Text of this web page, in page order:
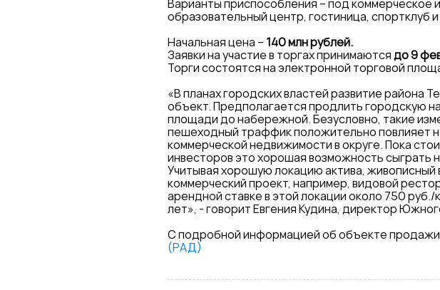
Варианты приспособления – под коммерческое
образовательный центр, гостиница, спортклуб
Начальная цена – 140 млн рублей.
Заявки на участие в торгах принимаютсядо 9
Торги состоятся на электронной торговой
«В планах городских властей развитие района
объект. Предполагается продлить городскую
площади до набережной. Безусловно, такие
пешеходный траффик положительно повлияет
коммерческой недвижимости в округе. Пока
инвесторов это хорошая возможность сыграть
Учитывая хорошую локацию актива,
коммерческий проект, например, видовой
арендной ставке в этой локации около 750
лет», - говорит Евгения Кудина, директор
С подробной информацией об объекте
(РАД)